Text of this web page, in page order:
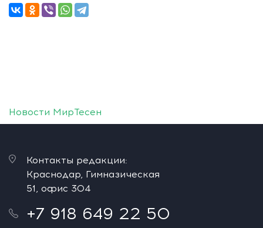
Новости МирТесен
Контакты редакции:
Краснодар, Гимназическая
51, офис 304
+7 918 649 22 50